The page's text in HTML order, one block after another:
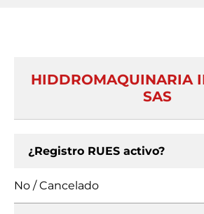
HIDDROMAQUINARIA
SAS
¿Registro RUES activo?
No / Cancelado